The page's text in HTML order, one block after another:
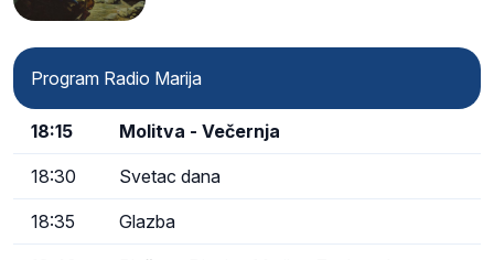
Program Radio Marija
18:15 Molitva - Večernja
18:30 Svetac dana
18:35 Glazba